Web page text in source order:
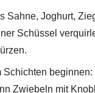
Sahne, Joghurt,
Schüssel
Schichten
Zwiebeln mit